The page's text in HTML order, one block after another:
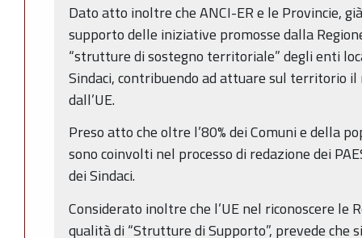
Dato atto inoltre che ANCI-ER e le Provincie,
supporto delle iniziative promosse dalla
“strutture di sostegno territoriale” degli enti
Sindaci, contribuendo ad attuare sul territorio
dall’UE.
Preso atto che oltre l’80% dei Comuni e della
sono coinvolti nel processo di redazione dei
dei Sindaci.
Considerato inoltre che l’UE nel riconoscere le
qualità di “Strutture di Supporto”, prevede che